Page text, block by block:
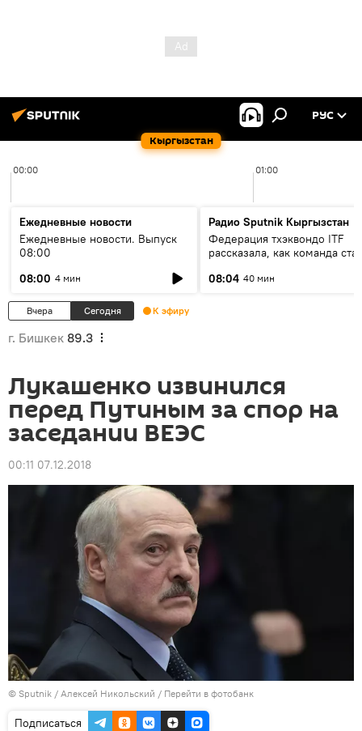
Кыргызстан
РУС
00:00 01:00
Ежедневные новости
Ежедневные новости. Выпуск
08:00
08:00 4 мин
Радио Sputnik Кыргызстан
Федерация тхэквондо ITF
рассказала, как команда
08:04 40 мин
Вчера Сегодня К эфиру
г. Бишкек 89.3
Лукашенко извинился
перед Путиным за спор на
заседании ВЕЭС
00:11 07.12.2018
© Sputnik / Алексей Никольский / Перейти в фотобанк
Подписаться